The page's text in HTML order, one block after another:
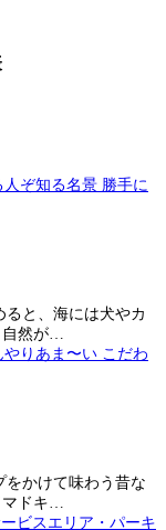
と、海には犬やカ
然が…
をかけて味わう昔な
ドキ…